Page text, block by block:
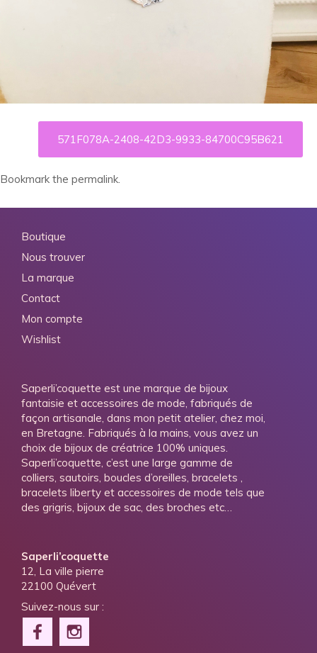
571F078A-2408-42D3-9933-84700C95B621
Bookmark the permalink
Boutique
Nous trouver
La marque
Contact
Mon compte
Wishlist
Saperli’coquette est une marque de bijoux
fantaisie et accessoires de mode, fabriqués de
façon artisanale, dans mon petit atelier, chez moi,
en Bretagne. Fabriqués à la mains, vous avez un
choix de bijoux de créatrice 100% uniques.
Saperli’coquette, c’est une large gamme de
colliers, sautoirs, boucles d’oreilles, bracelets ,
bracelets liberty et accessoires de mode tels que
des grigris, bijoux de sac, des broches etc…
Saperli’coquette
12, La ville pierre
22100 Quévert
Suivez-nous sur :